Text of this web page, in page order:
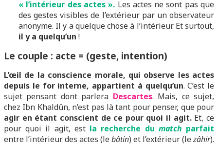
« l’intérieur des actes ». Les actes ne sont pas que
des gestes visibles de l’extérieur par un observateur
anonyme. Il y a quelque chose à l’intérieur. Et surtout,
il y a quelqu’un !
Le couple : acte = (geste, intention)
L’œil de la conscience morale, qui observe les actes
depuis le for interne, appartient à quelqu’un. C’est le
sujet pensant dont parlera Descartes. Mais, ce sujet,
chez Ibn Khaldûn, n’est pas là tant pour penser, que pour
agir en étant conscient de ce pour quoi il agit.Et, ce
pour quoi il agit, est la recherche du match parfait
entre l’intérieur des actes (lebâtin) et l’extérieur (lezâhir).